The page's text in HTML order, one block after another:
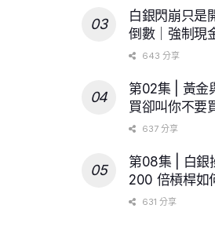
白銀閃崩只是
倒數｜強制現
643 分享
第02集 | 黃金
買卻叫你不要
637 分享
第08集 | 白銀
200 倍槓桿如
631 分享